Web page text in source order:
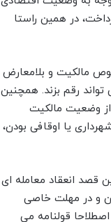
در همین راستا
مالکیت و بلامعارض
رقم بزند. همچنین
از وضعیت مالکیت
یا اوقافی بودن،
قصد انعقاد معامله ای
و در مهلت خاصی
قولنامه می